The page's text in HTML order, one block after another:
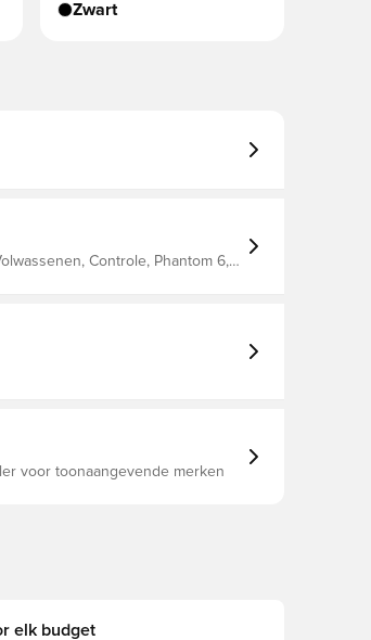
Zwart
Controle, Phantom 6,
voor toonaangevende merken
elk budget